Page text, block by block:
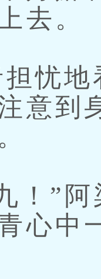
去。
忧地
意
”阿
心中